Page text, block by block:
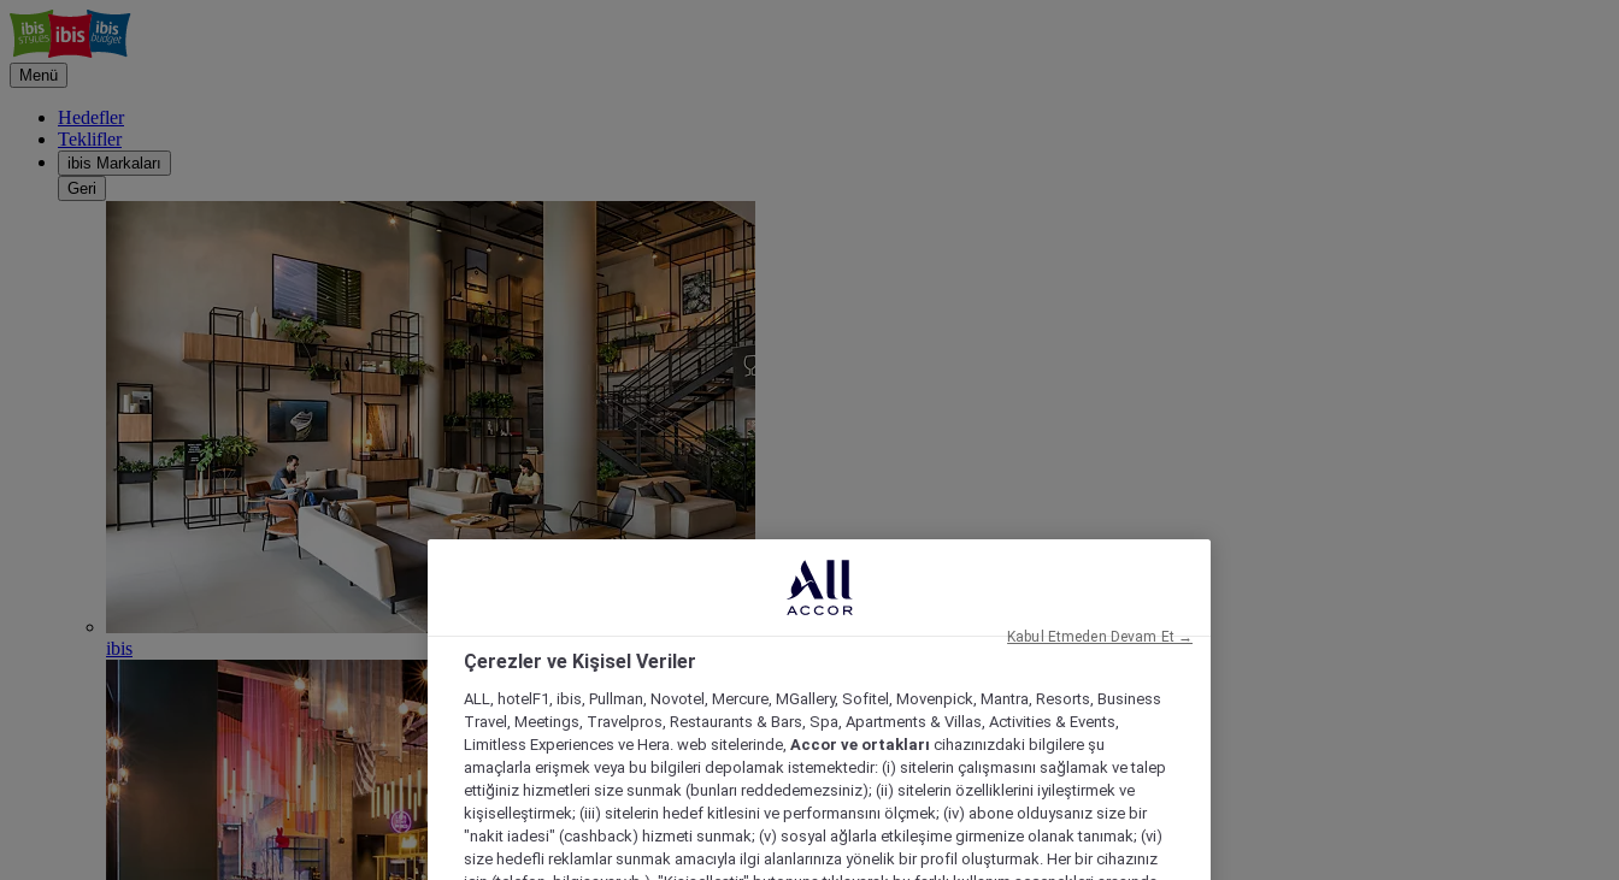
Menü
Hedefler
Teklifler
ibis Markaları
Geri
ibis
Çerezler ve Kişisel Veriler
ALL, hotelF1, ibis, Pullman, Novotel, Mercure, MGallery, Sofitel, Movenpick, Mantra, Resorts, Business
Travel, Meetings, Travelpros, Restaurants & Bars, Spa, Apartments & Villas, Activities & Events,
Limitless Experiences ve Hera. web sitelerinde, Accor ve ortakları cihazınızdaki bilgilere şu
amaçlarla erişmek veya bu bilgileri depolamak istemektedir: (i) sitelerin çalışmasını sağlamak ve talep
ettiğiniz hizmetleri size sunmak (bunları reddedemezsiniz); (ii) sitelerin özelliklerini iyileştirmek ve
kişiselleştirmek; (iii) sitelerin hedef kitlesini ve performansını ölçmek; (iv) abone olduysanız size bir
"nakit iadesi" (cashback) hizmeti sunmak; (v) sosyal ağlarla etkileşime girmenize olanak tanımak; (vi)
size hedefli reklamlar sunmak amacıyla ilgi alanlarınıza yönelik bir profil oluşturmak. Her bir cihazınız
Kabul Etmeden Devam Et →